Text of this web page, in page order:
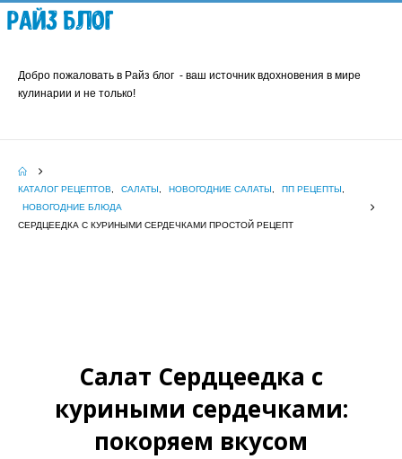
Райз Блог
Добро пожаловать в Райз блог - ваш источник вдохновения в мире
кулинарии и не только!
КАТАЛОГ РЕЦЕПТОВ САЛАТЫ НОВОГОДНИЕ САЛАТЫ ПП РЕЦЕПТЫ
НОВОГОДНИЕ БЛЮДА
СЕРДЦЕЕДКА С КУРИНЫМИ СЕРДЕЧКАМИ ПРОСТОЙ РЕЦЕПТ
Салат Сердцеедка с
куриными сердечками:
покоряем вкусом